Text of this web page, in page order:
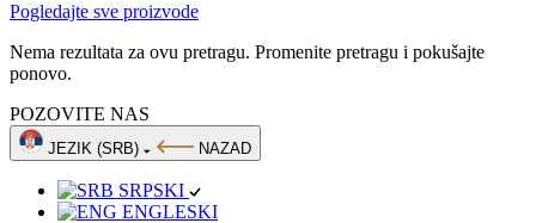
Pogledajte sve proizvode
Nema rezultata za ovu pretragu. Promenite pretragu i pokušajte
ponovo.
POZOVITE NAS
JEZIK (SRB) NAZAD
SRPSKI
ENGLESKI